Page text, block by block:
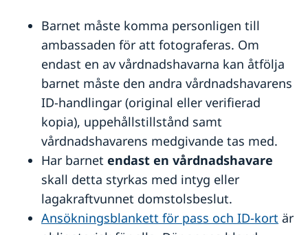
Frågor och svar om pass, samordningsnummer och
öppettider
Hjälp kring medborgarskap
Gifta sig utomlands
Avgifter och accepterade betalningsmedel hos
ambassaden i Bern
Reseinformation
Ambassadens reseinformation
Aktuella händelser
Allmänna säkerhetsläget
Terrorism
Naturförhållanden och katastrofer
In- och utresebestämmelser
Barnet måste komma personligen till
ambassaden för att fotograferas. Om
endast en av vårdnadshavarna kan åtfölja
barnet måste den andra vårdnadshavarens
ID-handlingar (original eller verifierad
kopia), uppehållstillstånd samt
vårdnadshavarens medgivande tas med.
Har barnet endast en vårdnadshavare
skall detta styrkas med intyg eller
lagakraftvunnet domstolsbeslut.
Ansökningsblankett för pass och ID-kort är